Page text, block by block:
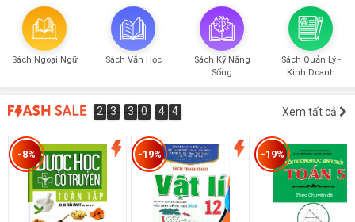
Sách Ngoại Ngữ Sách Văn Học
Sách Kỹ Năng
Sống
Sách Quản Lý -
Kinh Doanh
2
2 3
3 3
3 0
0 4
5
4 2
3
2
4
3 Xem tất cả
-8% -19% -19%